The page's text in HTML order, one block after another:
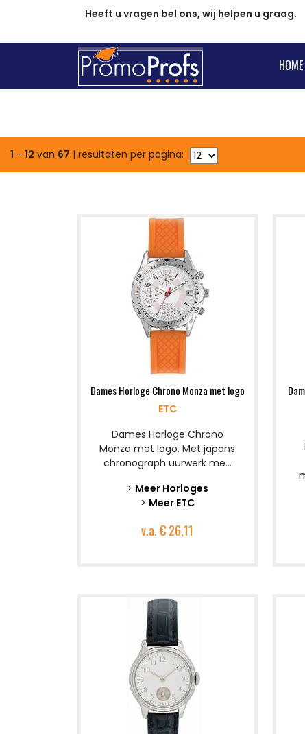
Heeft u vragen bel ons, wij helpen u graag.
HOME
1 - 12 van 67 | resultaten per pagina:
Dames Horloge Chrono Monza met logo
ETC
Dames Horloge Chrono
Monza met logo. Met japans
chronograph uurwerk me...
> Meer Horloges
> Meer ETC
v.a.€ 26,11